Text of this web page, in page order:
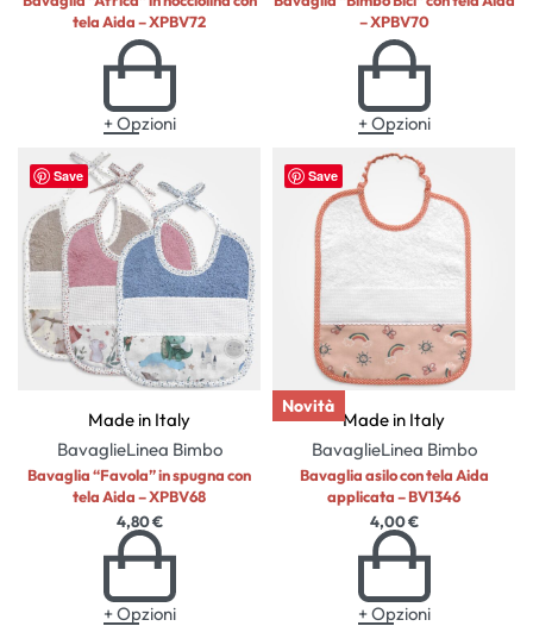
tela Aida – XPBV72
+ Opzioni
– XPBV70
+ Opzioni
Save
Made in Italy
BavaglieLinea Bimbo
Bavaglia “Favola” in spugna con
tela Aida – XPBV68
4,80€
+ Opzioni
Save
Novità
Made in Italy
BavaglieLinea Bimbo
Bavaglia asilo con tela Aida
applicata – BV1346
4,00€
+ Opzioni